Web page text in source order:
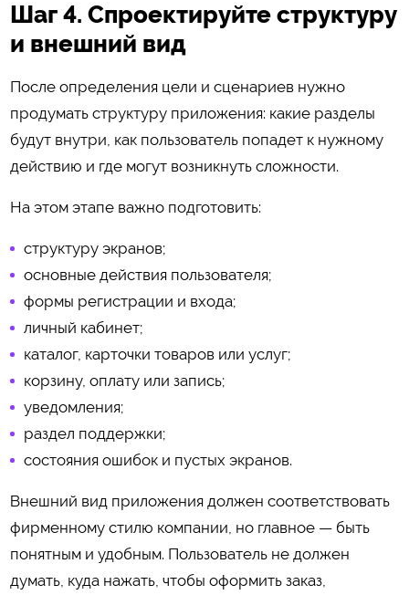
Шаг 4. Спроектируйте структуру
и внешний вид
После определения цели и сценариев нужно
продумать структуру приложения: какие разделы
будут внутри, как пользователь попадет к нужному
действию и где могут возникнуть сложности.
На этом этапе важно подготовить:
структуру экранов;
основные действия пользователя;
формы регистрации и входа;
личный кабинет;
каталог, карточки товаров или услуг;
корзину, оплату или запись;
уведомления;
раздел поддержки;
состояния ошибок и пустых экранов.
Внешний вид приложения должен соответствовать
фирменному стилю компании, но главное — быть
понятным и удобным. Пользователь не должен
думать, куда нажать, чтобы оформить заказ,